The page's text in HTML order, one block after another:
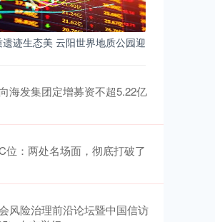
迹生态美 云阳世界地质公园迎
海发集团定增募资不超5.22亿
位：两处名场面，彻底打破了
风险治理前沿论坛暨中国信访